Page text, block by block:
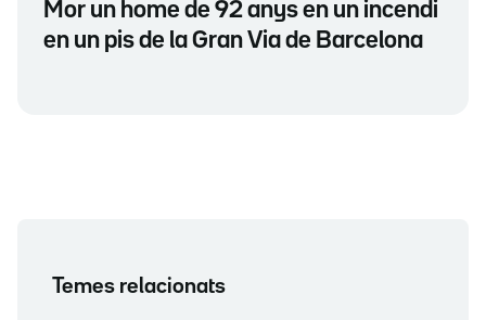
Mor un home de 92 anys en un incendi
en un pis de la Gran Via de Barcelona
Temes relacionats